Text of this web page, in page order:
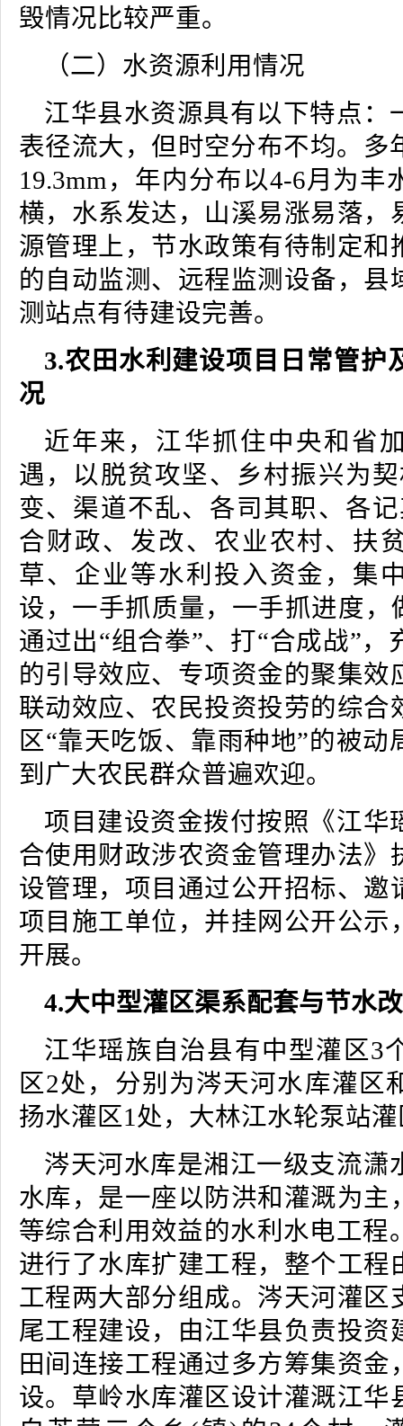
毁情况比较严重。
（二）水资源利用情况
江华县水资源具有以下特点：
表径流大，但时空分布不均。多
19.3mm，年内分布以4-6月为丰
横，水系发达，山溪易涨易落，
源管理上，节水政策有待制定和
的自动监测、远程监测设备，县
测站点有待建设完善。
3.农田水利建设项目日常管护
况
近年来，江华抓住中央和省
遇，以脱贫攻坚、乡村振兴为
变、渠道不乱、各司其职、各
合财政、发改、农业农村、扶
草、企业等水利投入资金，集
设，一手抓质量，一手抓进度，
通过出“组合拳”、打“合成战”，
的引导效应、专项资金的聚集效
联动效应、农民投资投劳的综合
区“靠天吃饭、靠雨种地”的被动
到广大农民群众普遍欢迎。
项目建设资金拨付按照《江华
合使用财政涉农资金管理办法》
设管理，项目通过公开招标、邀
项目施工单位，并挂网公开公示
开展。
4.大中型灌区渠系配套与节水
江华瑶族自治县有中型灌区3
区2处，分别为涔天河水库灌区
扬水灌区1处，大林江水轮泵站
涔天河水库是湘江一级支流潇
水库，是一座以防洪和灌溉为主
等综合利用效益的水利水电工程
进行了水库扩建工程，整个工程
工程两大部分组成。涔天河灌区
尾工程建设，由江华县负责投资
田间连接工程通过多方筹集资金
设。草岭水库灌区设计灌溉江华